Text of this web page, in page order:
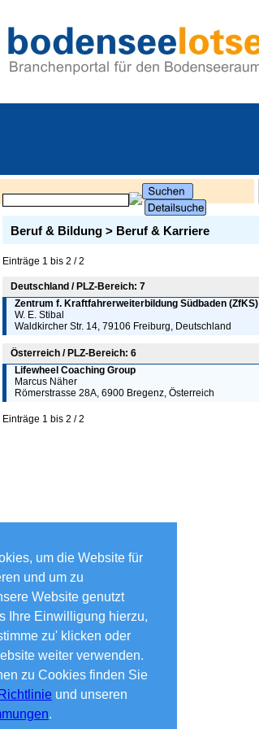
um die Website für
und um zu
Website genutzt
Ihre Einwilligung hierzu,
zu' klicken oder
weiter verwenden.
zu Cookies finden Sie
und unseren
.
Beruf & Bildung > Beruf & Karriere
Einträge 1 bis 2 / 2
Deutschland / PLZ-Bereich: 7
Zentrum f. Kraftfahrerweiterbildung Südbaden (ZfKS)
W. E. Stibal
Waldkircher Str. 14, 79106 Freiburg, Deutschland
Österreich / PLZ-Bereich: 6
Lifewheel Coaching Group
Marcus Näher
Römerstrasse 28A, 6900 Bregenz, Österreich
Einträge 1 bis 2 / 2